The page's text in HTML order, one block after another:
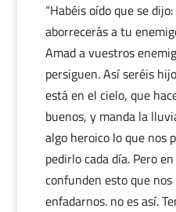
“Habéis oído que se
aborrecerás a tu
Amad a vuestros
persiguen. Así seréis
está en el cielo, que
buenos, y manda la
algo heroico lo que nos
pedirlo cada día. Pero
confunden esto que
enfadarnos. no es así.